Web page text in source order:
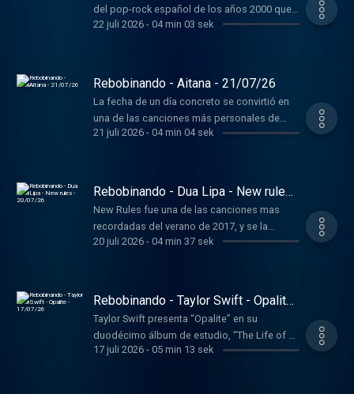
del pop-rock español de los años 2000 que
Zapatillas, sencillo que dio titulo al cuarto
22 juli 2026- 04 min 03 sek
Rebobinando - Aitana - 21/07/26
La fecha de un día concreto se convirtió en
una de las canciones más personales de
Aitana. 6 de febrero pertenece a su tercer
21 juli 2026- 04 min 04 sek
Rebobinando - Dua Lipa - New rules
- 20/07/26
New Rules fue una de las canciones mas
recordadas del verano de 2017, y se la
identifica por la emergencia como estrella de
meses antes.
20 juli 2026- 04 min 37 sek
Rebobinando - Taylor Swift - Opalite
- 17/07/26
Taylor Swift presenta “Opalite” en su
duodécimo álbum de estudio, “The Life of a
Showgirl”, publicado en 2025, y que supune
17 juli 2026- 05 min 13 sek